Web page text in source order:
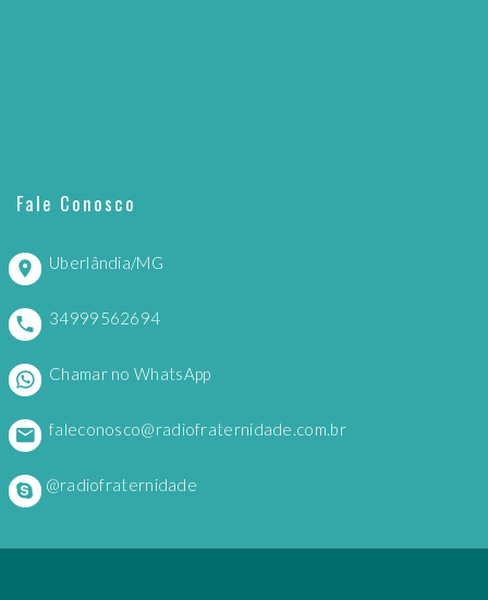
Fale Conosco
Uberlândia/MG
34999562694
Chamar no WhatsApp
faleconosco@radiofraternidade.com.br
@radiofraternidade